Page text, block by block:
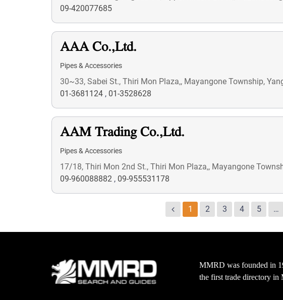
09-420077685
AAA Co.,Ltd.
Pipes & Accessories
30~33, Sabei St., Thiri Mon Plaza,, Mayangone Township,
01-3681124 , 01-3528628
AAM Trading Co.,Ltd.
Pipes & Accessories
17/18, Thiri Mon 2nd St., Thiri Mon Plaza,, Mayangone
09-960088882 , 09-955531178
1 2 3 4 5 …
MMRD was founded in
the first trade directory in